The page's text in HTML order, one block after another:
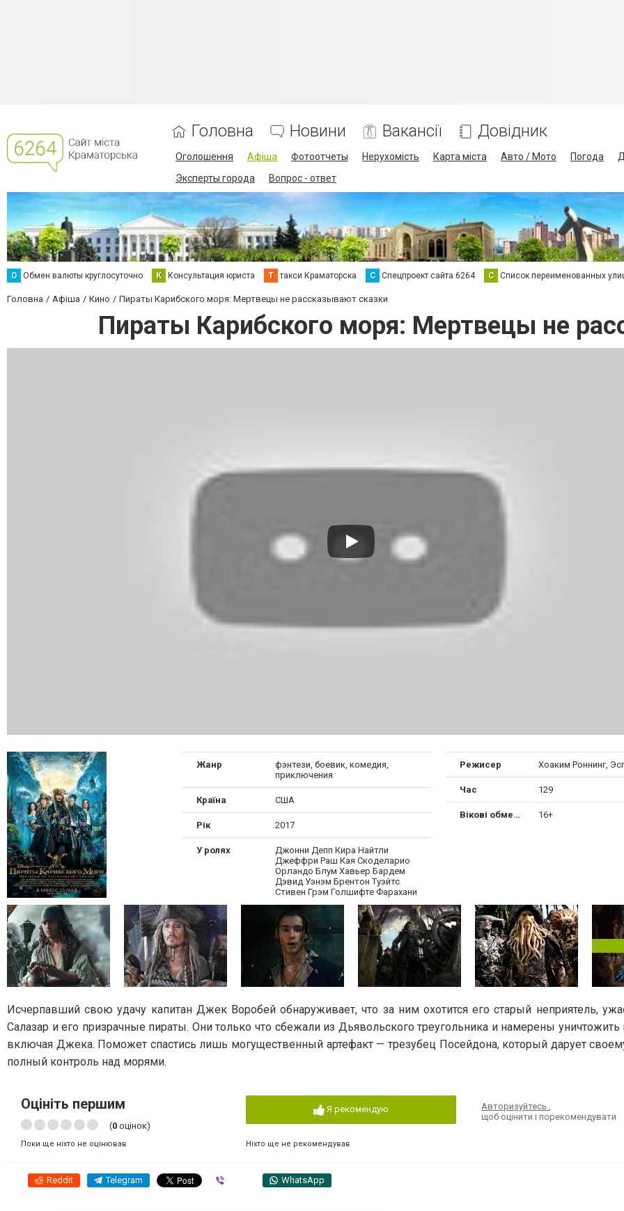
Головна Новини Вакансії Довідник
Оголошення Афіша Фотоотчеты Нерухомість Карта міста Авто / Мото Погода
Эксперты города
Вопрос - ответ
О Обмен валюты круглосуточно К Консультация юриста Т такси Краматорска С Спецпроект сайта 6264 С Список переименованных
Головна Афіша Кино Пираты Карибского моря: Мертвецы не рассказывают сказки
Пираты Карибского моря: Мертвецы не
Жанр
фэнтези, боевик, комедия,
приключения
Країна США
Рік 2017
У ролях
Джонни Депп Кира Найтли
Джеффри Раш Кая Скоделарио
Орландо Блум Хавьер Бардем
Дэвид Уэнэм Брентон Туэйтс
Стивен Грэм Голшифте Фарахани
Режисер Хоаким Роннинг,
Час 129
Вікові обмеження 16+
Исчерпавший свою удачу капитан Джек Воробей обнаруживает, что за ним охотится его старый неприятель,
Салазар и его призрачные пираты. Они только что сбежали из Дьявольского треугольника и намерены уничтожить
включая Джека. Поможет спастись лишь могущественный артефакт — трезубец Посейдона, который дарует
полный контроль над морями.
Оцініть першим
(0 оцінок)
Поки ще ніхто не оцінював
Я рекомендую
Ніхто ще не рекомендував
Авторизуйтесь,
щоб оцінити і порекомендувати
Reddit Telegram WhatsApp